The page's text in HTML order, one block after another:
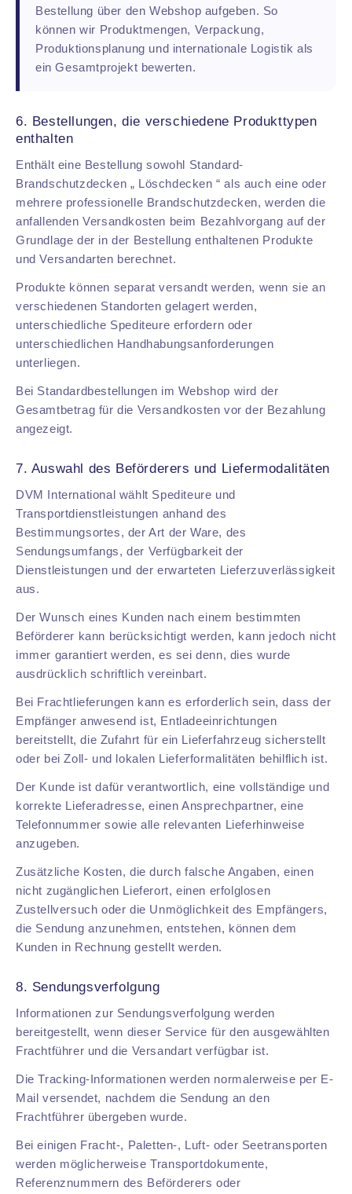
Bestellung über den Webshop aufgeben. So
können wir Produktmengen, Verpackung,
Produktionsplanung und internationale Logistik als
ein Gesamtprojekt bewerten.
6. Bestellungen, die verschiedene Produkttypen
enthalten
Enthält eine Bestellung sowohl Standard-
Brandschutzdecken „ Löschdecken “ als auch eine oder
mehrere professionelle Brandschutzdecken, werden die
anfallenden Versandkosten beim Bezahlvorgang auf der
Grundlage der in der Bestellung enthaltenen Produkte
und Versandarten berechnet.
Produkte können separat versandt werden, wenn sie an
verschiedenen Standorten gelagert werden,
unterschiedliche Spediteure erfordern oder
unterschiedlichen Handhabungsanforderungen
unterliegen.
Bei Standardbestellungen im Webshop wird der
Gesamtbetrag für die Versandkosten vor der Bezahlung
angezeigt.
7. Auswahl des Beförderers und Liefermodalitäten
DVM International wählt Spediteure und
Transportdienstleistungen anhand des
Bestimmungsortes, der Art der Ware, des
Sendungsumfangs, der Verfügbarkeit der
Dienstleistungen und der erwarteten Lieferzuverlässigkeit
aus.
Der Wunsch eines Kunden nach einem bestimmten
Beförderer kann berücksichtigt werden, kann jedoch nicht
immer garantiert werden, es sei denn, dies wurde
ausdrücklich schriftlich vereinbart.
Bei Frachtlieferungen kann es erforderlich sein, dass der
Empfänger anwesend ist, Entladeeinrichtungen
bereitstellt, die Zufahrt für ein Lieferfahrzeug sicherstellt
oder bei Zoll- und lokalen Lieferformalitäten behilflich ist.
Der Kunde ist dafür verantwortlich, eine vollständige und
korrekte Lieferadresse, einen Ansprechpartner, eine
Telefonnummer sowie alle relevanten Lieferhinweise
anzugeben.
Zusätzliche Kosten, die durch falsche Angaben, einen
nicht zugänglichen Lieferort, einen erfolglosen
Zustellversuch oder die Unmöglichkeit des Empfängers,
die Sendung anzunehmen, entstehen, können dem
Kunden in Rechnung gestellt werden.
8. Sendungsverfolgung
Informationen zur Sendungsverfolgung werden
bereitgestellt, wenn dieser Service für den ausgewählten
Frachtführer und die Versandart verfügbar ist.
Die Tracking-Informationen werden normalerweise per E-
Mail versendet, nachdem die Sendung an den
Frachtführer übergeben wurde.
Bei einigen Fracht-, Paletten-, Luft- oder Seetransporten
werden möglicherweise Transportdokumente,
Referenznummern des Beförderers oder